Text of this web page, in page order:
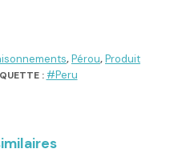
,Pérou,Produit
: #Peru